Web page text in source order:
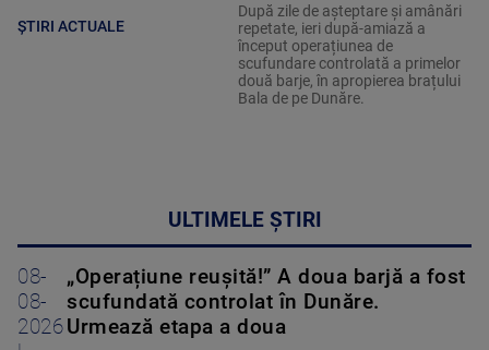
ȘTIRI ACTUALE
După zile de așteptare și amânări
repetate, ieri după-amiază a
început operațiunea de
scufundare controlată a primelor
două barje, în apropierea brațului
Bala de pe Dunăre.
ULTIMELE ȘTIRI
08-
08-
2026
„Operațiune reușită!” A doua barjă a fost
scufundată controlat în Dunăre.
Urmează etapa a doua